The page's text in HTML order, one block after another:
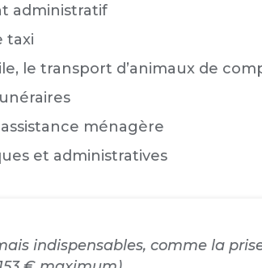
administratif
taxi
le transport d’animaux de
ménagère
et administratives
indispensables, comme la